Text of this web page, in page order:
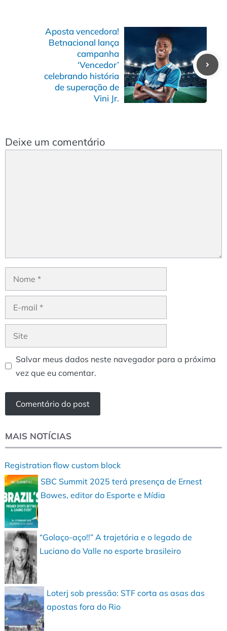
Aposta vencedora!
Betnacional lança
campanha
‘Vencedor’
celebrando história
de superação de
Vini Jr.
Deixe um comentário
Salvar meus dados neste navegador para a próxima
vez que eu comentar.
MAIS NOTÍCIAS
Registration flow custom block
SBC Summit 2025 terá presença de Ernest
Bowes, editor do Esporte e Mídia
“Golaço-aço!!” A trajetória e o legado de
Luciano do Valle no esporte brasileiro
Loterj sob pressão: STF corta as asas das
apostas fora do Rio